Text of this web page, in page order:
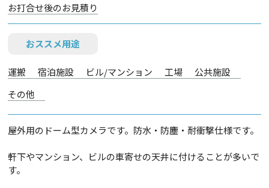
お打合せ後のお見積り
おススメ用途
運搬 宿泊施設 ビル/マンション 工場
公共施設
その他
屋外用のドーム型カメラです。防水・防塵・耐衝撃仕様です。
軒下やマンション、ビルの車寄せの天井に付けることが多いで
す。